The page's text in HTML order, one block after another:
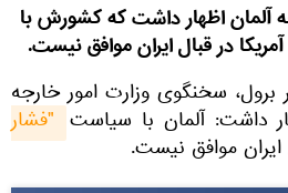
آلمان اظهار داشت که کشورش با
در قبال ایران موافق نیست.
برول، سخنگوی وزارت امور خارجه
داشت: آلمان با سیاست "فشار
ایران موافق نیست.